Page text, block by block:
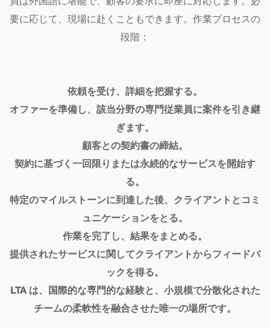
員は外国語に堪能で、顧客の要求に即座に対応します。必
要に応じて、現場に赴くこともできます。作業プロセスの
段階：
依頼を受け、詳細を把握する。
オファーを準備し、該当分野の専門従業員に案件を引き継
ぎます。
顧客との契約書の締結。
契約に基づく一回限りまたは永続的なサービスを開始す
る。
特定のマイルストーンに到達した後、クライアントとコミ
ュニケーションをとる。
作業を完了し、結果をまとめる。
提供されたサービスに関してクライアントからフィードバ
ックを得る。
LTA は、国際的な専門的な経験と、小規模で分散化された
チームの柔軟性を融合させた唯一の場所です。